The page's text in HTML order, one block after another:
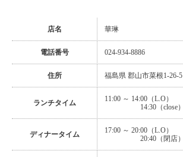
店名 華琳
電話番号 024-934-8886
住所 福島県 郡山市菜根1-26-5
ランチタイム
11:00 ～ 14:00（L.O）
14:30（close）
ディナータイム
17:00 ～ 20:00（L.O）
20:40（閉店）